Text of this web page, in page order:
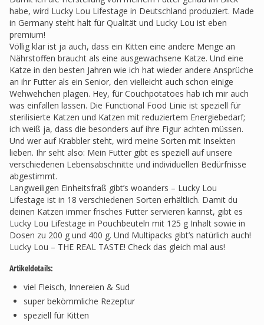
habe, wird Lucky Lou Lifestage in Deutschland produziert. Made
in Germany steht halt für Qualität und Lucky Lou ist eben
premium!
Völlig klar ist ja auch, dass ein Kitten eine andere Menge an
Nährstoffen braucht als eine ausgewachsene Katze. Und eine
Katze in den besten Jahren wie ich hat wieder andere Ansprüche
an ihr Futter als ein Senior, den vielleicht auch schon einige
Wehwehchen plagen. Hey, für Couchpotatoes hab ich mir auch
was einfallen lassen. Die Functional Food Linie ist speziell für
sterilisierte Katzen und Katzen mit reduziertem Energiebedarf;
ich weiß ja, dass die besonders auf ihre Figur achten müssen.
Und wer auf Krabbler steht, wird meine Sorten mit Insekten
lieben. Ihr seht also: Mein Futter gibt es speziell auf unsere
verschiedenen Lebensabschnitte und individuellen Bedürfnisse
abgestimmt.
Langweiligen Einheitsfraß gibt’s woanders – Lucky Lou
Lifestage ist in 18 verschiedenen Sorten erhältlich. Damit du
deinen Katzen immer frisches Futter servieren kannst, gibt es
Lucky Lou Lifestage in Pouchbeuteln mit 125 g Inhalt sowie in
Dosen zu 200 g und 400 g. Und Multipacks gibt’s natürlich auch!
Lucky Lou – THE REAL TASTE! Check das gleich mal aus!
Artikeldetails:
viel Fleisch, Innereien & Sud
super bekömmliche Rezeptur
speziell für Kitten